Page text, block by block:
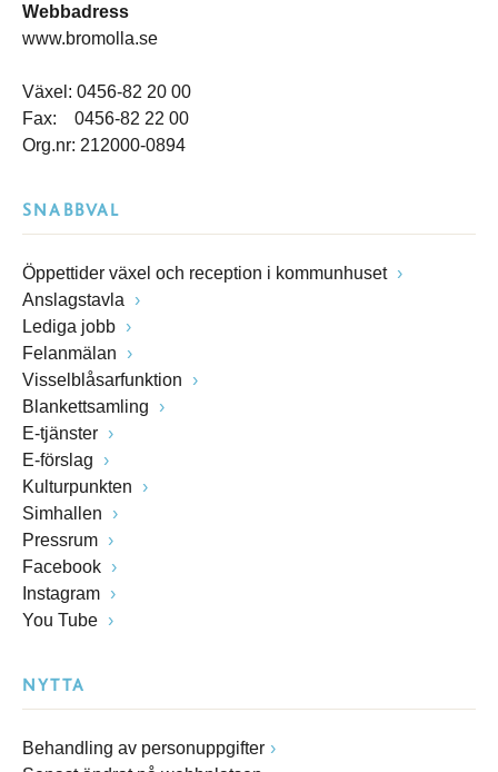
Webbadress
www.bromolla.se
Växel: 0456-82 20 00
Fax: 0456-82 22 00
Org.nr: 212000-0894
SNABBVAL
Öppettider växel och reception i kommunhuset
Anslagstavla
Lediga jobb
Felanmälan
Visselblåsarfunktion
Blankettsamling
E-tjänster
E-förslag
Kulturpunkten
Simhallen
Pressrum
Facebook
Instagram
You Tube
NYTTA
Behandling av personuppgifter